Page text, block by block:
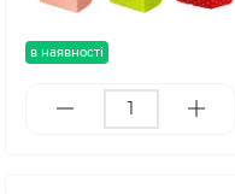
в наявності